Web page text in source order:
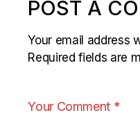
POST A
Your email address
Required fields are